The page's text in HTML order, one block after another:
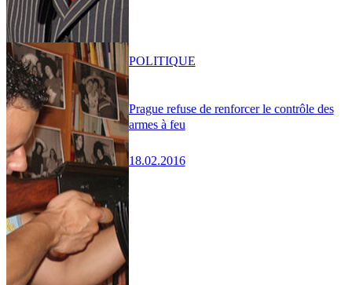
Prague refuse de renforcer le contrôle des
armes à feu
18.02.2016
POLITIQUE